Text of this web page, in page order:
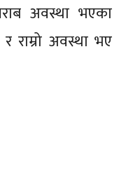
अवस्था भएका
अवस्था भए